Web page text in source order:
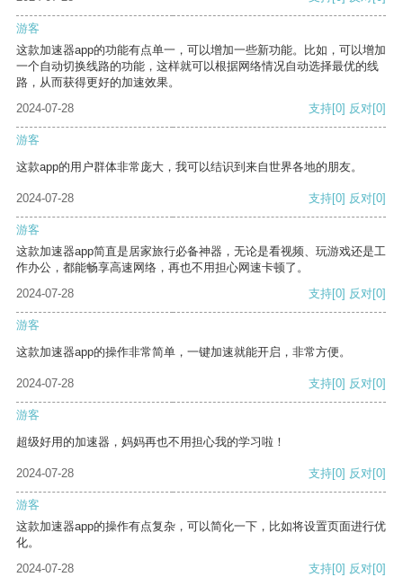
游客
这款加速器app的功能有点单一，可以增加一些新功能。比如，可以增加
一个自动切换线路的功能，这样就可以根据网络情况自动选择最优的线
路，从而获得更好的加速效果。
2024-07-28
支持[0] 反对[0]
游客
这款app的用户群体非常庞大，我可以结识到来自世界各地的朋友。
2024-07-28 支持[0] 反对[0]
游客
这款加速器app简直是居家旅行必备神器，无论是看视频、玩游戏还是工
作办公，都能畅享高速网络，再也不用担心网速卡顿了。
2024-07-28
支持[0] 反对[0]
游客
这款加速器app的操作非常简单，一键加速就能开启，非常方便。
2024-07-28 支持[0] 反对[0]
游客
超级好用的加速器，妈妈再也不用担心我的学习啦！
2024-07-28 支持[0] 反对[0]
游客
这款加速器app的操作有点复杂，可以简化一下，比如将设置页面进行优
化。
2024-07-28
支持[0] 反对[0]